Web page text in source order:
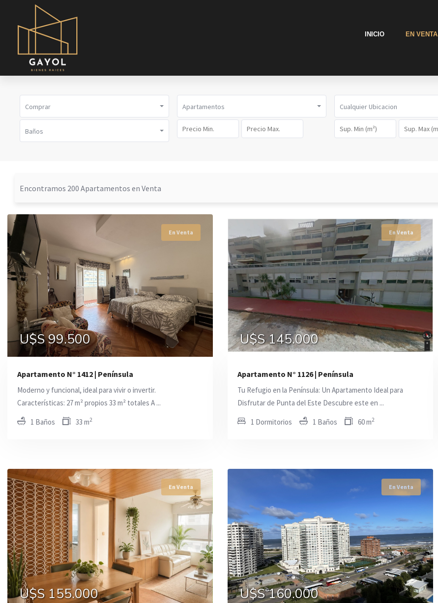
INICIO EN VENTA
Comprar Apartamentos Cualquier Ubicacion
Baños
Encontramos 200 Apartamentos en Venta
En Venta
U$S 99.500
En Venta
U$S 99.500
Apartamento N° 1412 | Península
Moderno y funcional, ideal para vivir o invertir.
Características: 27 m² propios 33 m² totales A ...
1 Baños 33 m2
En Venta
U$S 145.000
En Venta
U$S 145.000
Apartamento N° 1126 | Península
Tu Refugio en la Península: Un Apartamento Ideal para
Disfrutar de Punta del Este Descubre este en ...
1 Dormitorios 1 Baños 60 m2
En Venta
U$S 147.000
En Venta
U$S 147.000
En Venta
U$S 155.000
En Venta
U$S 155.000
En Venta
U$S 160.000
En Venta
U$S 160.000
En Venta
U$S 165.000
En Venta
U$S 165.000